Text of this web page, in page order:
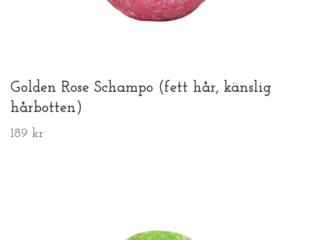
Golden Rose Schampo (fett hår, känslig
hårbotten)
189 kr